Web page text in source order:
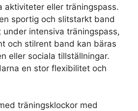
aktiviteter eller träningspass.
sportig och slitstarkt band
under intensiva träningspass,
och stilrent band kan bäras
eller sociala tillställningar.
en stor flexibilitet och
träningsklockor med